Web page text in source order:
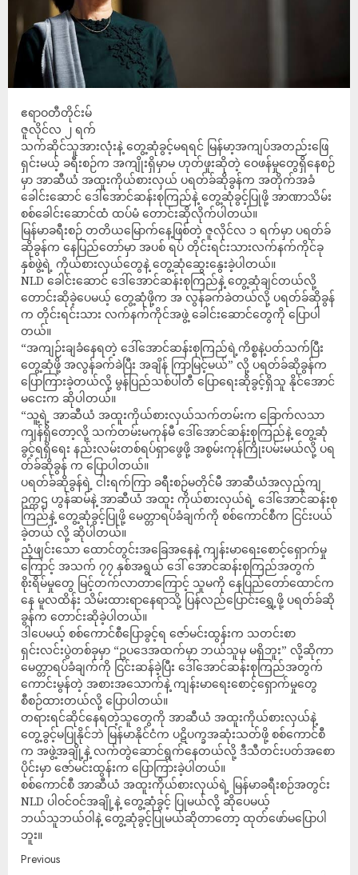
ဧရာဝတီတိုင်းမ်
ဇူလိုင်လ ၂ ရက်
သက်ဆိုင်သူအားလုံးနဲ့ တွေ့ဆုံခွင့်မရရင် မြန်မာ့အကျပ်အတည်းဖြေ
ရှင်းမယ့် ခရီးစဉ်က အကျိုးရှိမှာမ ဟုတ်ဖူးဆိုတဲ့ ဝေဖန်မှုတွေရှိနေစဉ်
မှာ အာဆီယံ အထူးကိုယ်စားလှယ် ပရတ်ခ်ဆိုခွန်က အတိုက်အခံ
ခေါင်းဆောင် ဒေါ်အောင်ဆန်းစုကြည်နဲ့ တွေ့ဆုံခွင့်ပြုဖို့ အာဏာသိမ်း
စစ်ခေါင်းဆောင်ထံ ထပ်မံ တောင်းဆိုလိုက်ပါတယ်။
မြန်မာခရီးစဉ် တတိယမြောက်နေ့ဖြစ်တဲ့ ဇူလိုင်လ ၁ ရက်မှာ ပရတ်ခ်
ဆိုခွန်က နေပြည်တော်မှာ အပစ် ရပ် တိုင်းရင်းသားလက်နက်ကိုင်ခု
နှစ်ဖွဲ့ရဲ့ ကိုယ်စားလှယ်တွေနဲ့ တွေ့ဆုံဆွေးနွေးခဲ့ပါတယ်။
NLD ခေါင်းဆောင် ဒေါ်အောင်ဆန်းစုကြည်နဲ့ တွေ့ဆုံချင်တယ်လို့
တောင်းဆိုခဲ့ပေမယ့် တွေ့ဆုံဖို့က အ လွန်ခက်ခဲတယ်လို့ ပရတ်ခ်ဆိုခွန်
က တိုင်းရင်းသား လက်နက်ကိုင်အဖွဲ့ ခေါင်းဆောင်တွေကို ပြောပါ
တယ်။
“အကျဉ်းချခံနေရတဲ့ ဒေါ်အောင်ဆန်းစုကြည်ရဲ့ကိစ္စနဲ့ပတ်သက်ပြီး
တွေ့ဆုံဖို့ အလွန်ခက်ခဲပြီး အချိန် ကြာမြင့်မယ်” လို့ ပရတ်ခ်ဆိုခွန်က
ပြောကြားခဲ့တယ်လို့ မွန်ပြည်သစ်ပါတီ ပြောရေးဆိုခွင့်ရှိသူ နိုင်အောင်
မငေးက ဆိုပါတယ်။
“သူ့ရဲ့ အာဆီယံ အထူးကိုယ်စားလှယ်သက်တမ်းက ခြောက်လသာ
ကျန်ရှိတော့လို့ သက်တမ်းမကုန်မီ ဒေါ်အောင်ဆန်းစုကြည်နဲ့ တွေ့ဆုံ
ခွင့်ရရှိရေး နည်းလမ်းတစ်ရပ်ရှာဖွေဖို့ အစွမ်းကုန်ကြိုးပမ်းမယ်လို့ ပရ
တ်ခ်ဆိုခွန် က ပြောပါတယ်။
ပရတ်ခ်ဆိုခွန်ရဲ့ ငါးရက်ကြာ ခရီးစဉ်မတိုင်မီ အာဆီယံအလှည့်ကျ
ဥက္ကဌ ဟွန်ဆမ်နဲ့ အာဆီယံ အထူး ကိုယ်စားလှယ်ရဲ့ ဒေါ်အောင်ဆန်းစု
ကြည်နဲ့ တွေ့ဆုံခွင့်ပြုဖို့ မေတ္တာရပ်ခံချက်ကို စစ်ကောင်စီက ငြင်းပယ်
ခဲ့တယ် လို့ ဆိုပါတယ်။
ညံ့ဖျင်းသော ထောင်တွင်းအခြေအနေနဲ့ ကျန်းမာရေးစောင့်ရှောက်မှု
ကြောင့် အသက် ၇၇ နှစ်အရွယ် ဒေါ် အောင်ဆန်းစုကြည်အတွက်
စိုးရိမ်မှုတွေ မြင့်တက်လာတာကြောင့် သူမကို နေပြည်တော်ထောင်က
နေ မူလထိန်း သိမ်းထားရာနေရာသို့ ပြန်လည်ပြောင်းရွှေ့ဖို့ ပရတ်ခ်ဆို
ခွန်က တောင်းဆိုခဲ့ပါတယ်။
ဒါပေမယ့် စစ်ကောင်စီပြောခွင့်ရ ဇော်မင်းထွန်းက သတင်းစာ
ရှင်းလင်းပွဲတစ်ခုမှာ “ဥပဒေအထက်မှာ ဘယ်သူမှ မရှိဘူး” လို့ဆိုကာ
မေတ္တာရပ်ခံချက်ကို ငြင်းဆန်ခဲ့ပြီး ဒေါ်အောင်ဆန်းစုကြည်အတွက်
ကောင်းမွန်တဲ့ အစားအသောက်နဲ့ ကျန်းမာရေးစောင့်ရှောက်မှုတွေ
စီစဉ်ထားတယ်လို့ ပြောပါတယ်။
တရားရင်ဆိုင်နေရတဲ့သူတွေကို အာဆီယံ အထူးကိုယ်စားလှယ်နဲ့
တွေ့ခွင့်မပြုနိုင်ဘဲ မြန်မာနိုင်ငံက ပဋိပက္ခအဆုံးသတ်ဖို့ စစ်ကောင်စီ
က အဖွဲ့အချို့နဲ့ လက်တွဲဆောင်ရွက်နေတယ်လို့ ဒီသီတင်းပတ်အစော
ပိုင်းမှာ ဇော်မင်းထွန်းက ပြောကြားခဲ့ပါတယ်။
စစ်ကောင်စီ အာဆီယံ အထူးကိုယ်စားလှယ်ရဲ့ မြန်မာခရီးစဉ်အတွင်း
NLD ပါဝင်ဝင်အချို့နဲ့ တွေ့ဆုံခွင့် ပြုမယ်လို့ ဆိုပေမယ့်
ဘယ်သူဘယ်ဝါနဲ့ တွေ့ဆုံခွင့်ပြုမယ်ဆိုတာတော့ ထုတ်ဖော်မပြောပါ
ဘူး။
Previous